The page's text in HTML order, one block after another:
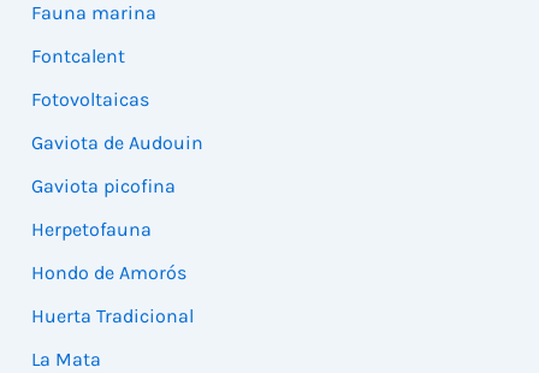
Fauna marina
Fontcalent
Fotovoltaicas
Gaviota de Audouin
Gaviota picofina
Herpetofauna
Hondo de Amorós
Huerta Tradicional
La Mata